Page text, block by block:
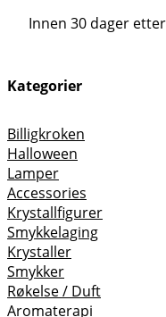
Innen 30 dager
Kategorier
Billigkroken
Halloween
Lamper
Accessories
Krystallfigurer
Smykkelaging
Krystaller
Smykker
Røkelse / Duft
Aromaterapi